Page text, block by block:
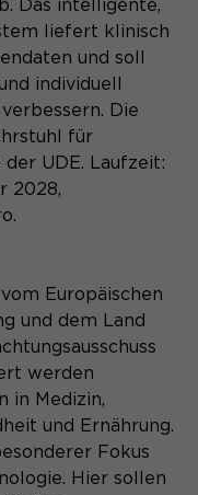
Das intelligente,
liefert klinisch
und soll
individuell
Die
für
UDE. Laufzeit:
2028,
Europäischen
und dem Land
werden
in Medizin,
und Ernährung.
Fokus
Hier sollen